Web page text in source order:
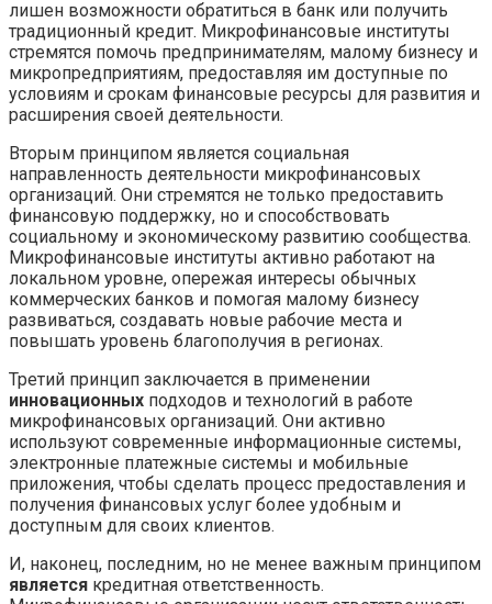
лишен возможности обратиться в банк или получить
традиционный кредит. Микрофинансовые институты
стремятся помочь предпринимателям, малому бизнесу и
микропредприятиям, предоставляя им доступные по
условиям и срокам финансовые ресурсы для развития и
расширения своей деятельности.
Вторым принципом является социальная
направленность деятельности микрофинансовых
организаций. Они стремятся не только предоставить
финансовую поддержку, но и способствовать
социальному и экономическому развитию сообщества.
Микрофинансовые институты активно работают на
локальном уровне, опережая интересы обычных
коммерческих банков и помогая малому бизнесу
развиваться, создавать новые рабочие места и
повышать уровень благополучия в регионах.
Третий принцип заключается в применении
инновационных подходов и технологий в работе
микрофинансовых организаций. Они активно
используют современные информационные системы,
электронные платежные системы и мобильные
приложения, чтобы сделать процесс предоставления и
получения финансовых услуг более удобным и
доступным для своих клиентов.
И, наконец, последним, но не менее важным принципом
является кредитная ответственность.